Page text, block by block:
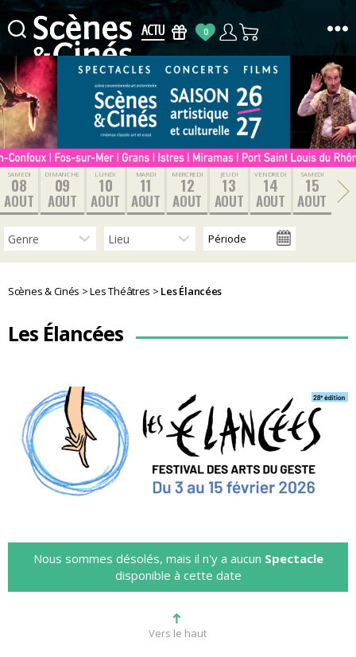
Scènes
&
Cinés
0
SAMEDI
08
AOUT
DIMANCHE
09
AOUT
LUNDI
10
AOUT
MARDI
11
AOUT
MERCREDI
12
AOUT
JEUDI
13
AOUT
VENDREDI
14
AOUT
SAMEDI
15
AOUT
Scènes & Cinés >Les Théâtres > Les Élancées
Les Élancées
Nous sommes désolés, mais il n'y a aucun Spectacle
disponible à cette date
Vers le haut
➜